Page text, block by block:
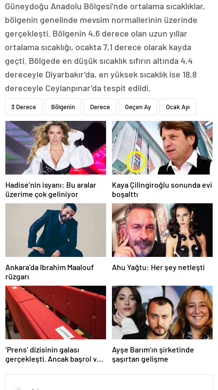
Güneydoğu Anadolu Bölgesi’nde ortalama sıcaklıklar,
bölgenin genelinde mevsim normallerinin üzerinde
gerçekleşti. Bölgenin 4,6 derece olan uzun yıllar
ortalama sıcaklığı, ocakta 7,1 derece olarak kayda
geçti. Bölgede en düşük sıcaklık sıfırın altında 4,4
dereceyle Diyarbakır’da, en yüksek sıcaklık ise 18,8
dereceyle Ceylanpınar’da tespit edildi.
3 Derece Bölgenin Derece Geçen Ay Ocak Ayı
Hadise’nin isyanı: Bu aralar
üzerime çok geliniyor
Kaya Çilingiroğlu sonunda evi
boşalttı
Ankara’da Ibrahim Maalouf
rüzgarı
Ahu Yağtu: Her şey netleşti
‘Prens’ dizisinin galası
gerçekleşti. Ancak başrol ve
Ayşe Barım’ın şirketinde
şaşırtan gelişme